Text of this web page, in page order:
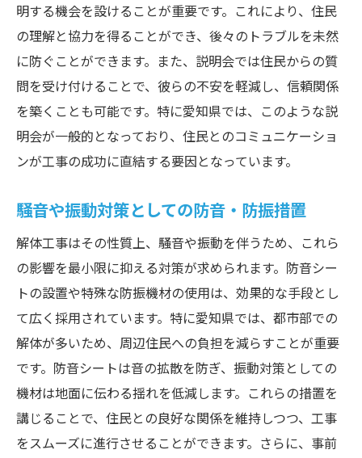
明する機会を設けることが重要です。これにより、住民
の理解と協力を得ることができ、後々のトラブルを未然
に防ぐことができます。また、説明会では住民からの質
問を受け付けることで、彼らの不安を軽減し、信頼関係
を築くことも可能です。特に愛知県では、このような説
明会が一般的となっており、住民とのコミュニケーショ
ンが工事の成功に直結する要因となっています。
騒音や振動対策としての防音・防振措置
解体工事はその性質上、騒音や振動を伴うため、これら
の影響を最小限に抑える対策が求められます。防音シー
トの設置や特殊な防振機材の使用は、効果的な手段とし
て広く採用されています。特に愛知県では、都市部での
解体が多いため、周辺住民への負担を減らすことが重要
です。防音シートは音の拡散を防ぎ、振動対策としての
機材は地面に伝わる揺れを低減します。これらの措置を
講じることで、住民との良好な関係を維持しつつ、工事
をスムーズに進行させることができます。さらに、事前